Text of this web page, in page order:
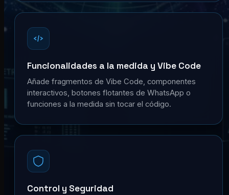
Funcionalidades a la medida y Vibe Code
Añade fragmentos de Vibe Code, componentes
interactivos, botones flotantes de WhatsApp o
funciones a la medida sin tocar el código.
Control y Seguridad